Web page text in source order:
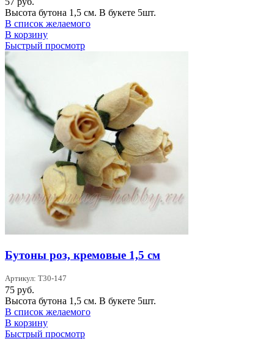
Высота бутона 1,5 см. В букете 5шт.
В список желаемого
В корзину
Быстрый просмотр
Бутоны роз, кремовые 1,5 см
Артикул: T30-147
75 руб.
Высота бутона 1,5 см. В букете 5шт.
В список желаемого
В корзину
Быстрый просмотр